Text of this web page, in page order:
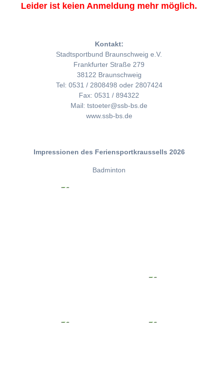
Leider ist keien Anmeldung mehr möglich.
Kontakt:
Stadtsportbund Braunschweig e.V.
Frankfurter Straße 279
38122 Braunschweig
Tel: 0531 / 2808498 oder 2807424
Fax: 0531 / 894322
Mail: tstoeter@ssb-bs.de
www.ssb-bs.de
Impressionen des Feriensportkraussells 2026
Badminton